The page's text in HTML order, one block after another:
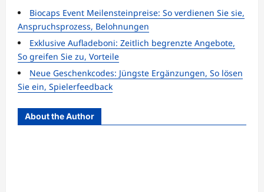
Biocaps Event Meilensteinpreise: So verdienen Sie sie,
Anspruchsprozess, Belohnungen
Exklusive Aufladeboni: Zeitlich begrenzte Angebote,
So greifen Sie zu, Vorteile
Neue Geschenkcodes: Jüngste Ergänzungen, So lösen
Sie ein, Spielerfeedback
About the Author